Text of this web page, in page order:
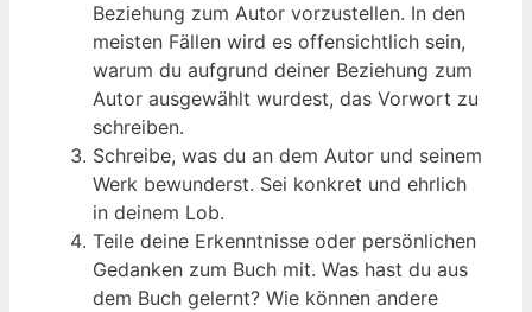
Beziehung zum Autor vorzustellen. In den
meisten Fällen wird es offensichtlich sein,
warum du aufgrund deiner Beziehung zum
Autor ausgewählt wurdest, das Vorwort zu
schreiben.
Schreibe, was du an dem Autor und seinem
Werk bewunderst. Sei konkret und ehrlich
in deinem Lob.
Teile deine Erkenntnisse oder persönlichen
Gedanken zum Buch mit. Was hast du aus
dem Buch gelernt? Wie können andere